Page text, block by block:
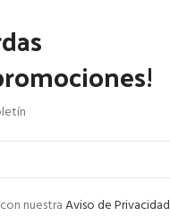
nuestraAviso de Privacidad